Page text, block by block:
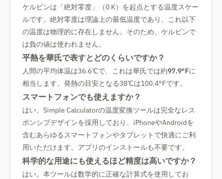
ケルビンは「絶対零度」（0 K）を起点とする温度スケー
ルです。絶対零度は理論上の最低温度であり、これ以下
の温度は物理的に存在しません。そのため、ケルビンで
は負の値は使われません。
平熱を華氏で表すとどのくらいですか？
人間の平均体温は36.6℃で、これは華氏では約97.9°Fに
相当します。発熱の目安となる38℃は100.4°Fです。
スマートフォンでも使えますか？
はい、Simple Calculatorの温度変換ツールは完全なレス
ポンシブデザインを採用しており、iPhoneやAndroidを
含むあらゆるスマートフォンやタブレットで快適にご利
用いただけます。アプリのインストールも不要です。
科学的な用途にも使えるほど精度は高いですか？
はい。本ツールは数学的に正確な計算式を使用してお